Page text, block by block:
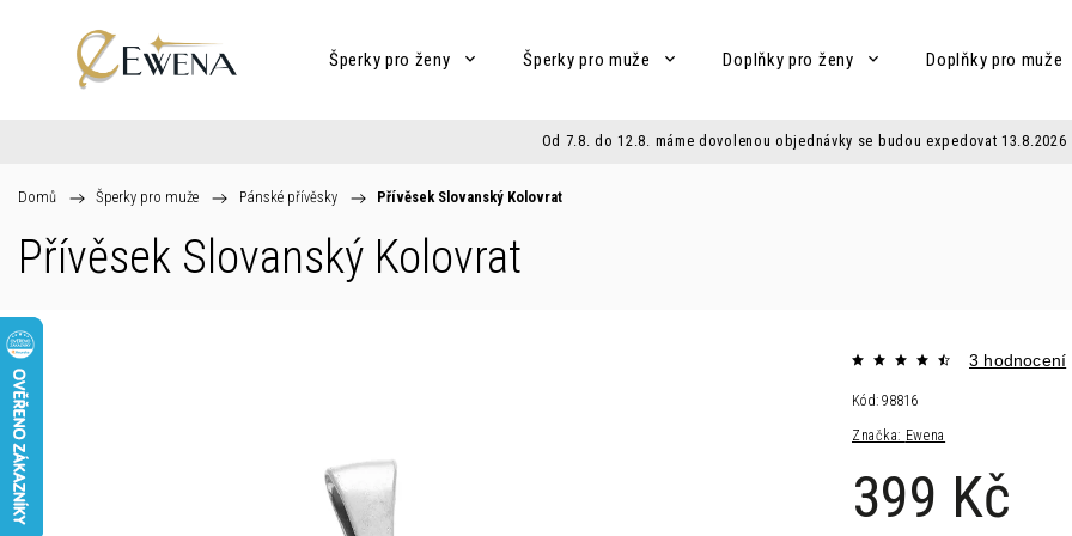
Šperky pro ženy Šperky pro muže Doplňky pro ženy Doplňky pro muže
Od 7.8. do 12.8. máme dovolenou objednávky se budou expedovat 13.8.2026
Domů / Šperky pro muže / Pánské přívěsky / Přívěsek Slovanský Kolovrat
Přívěsek Slovanský Kolovrat
Značka: Ewena
3 hodnocení
399 Kč
Kód: 98816